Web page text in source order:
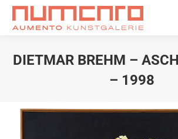
DIETMAR BREHM –
– 1998